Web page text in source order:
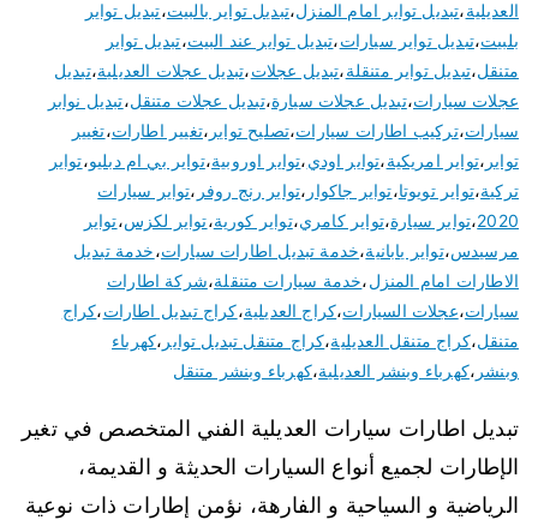
العديلية،تبديل تواير امام المنزل،تبديل تواير بالبيت،تبديل تواير
بلبيت،تبديل تواير سيارات،تبديل تواير عند البيت،تبديل تواير
متنقل،تبديل تواير متنقلة،تبديل عجلات،تبديل عجلات العديلية،تبديل
عجلات سيارات،تبديل عجلات سيارة،تبديل عجلات متنقل،تبديل نوابر
سيارات،تركيب اطارات سيارات،تصليح تواير ،تغيير اطارات،تغيير
تواير ،تواير امريكية،تواير اودي،تواير اوروبية،تواير بي ام دبليو،تواير
تركية،تواير تويوتا،تواير جاكوار ،تواير رنج روفر ،تواير سيارات
2020،تواير سيارة،تواير كامري،تواير كورية،تواير لكزس،تواير
مرسيدس،تواير يابانية،خدمة تبديل اطارات سيارات،خدمة تبديل
الاطارات امام المنزل،خدمة سيارات متنقلة،شركة اطارات
سيارات،عجلات السيارات،كراج العديلية،كراج تبديل اطارات،كراج
متنقل،كراج متنقل العديلية،كراج متنقل تبديل تواير ،كهرباء
وبنشر ،كهرباء وبنشر العديلية،كهرباء وبنشر متنقل
تبديل اطارات سيارات العديلية الفني المتخصص في تغير
الإطارات لجميع أنواع السيارات الحديثة و القديمة،
الرياضية و السياحية و الفارهة، نؤمن إطارات ذات نوعية